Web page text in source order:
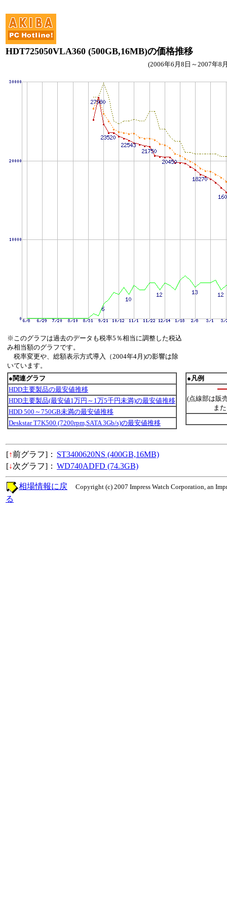
HDT725050VLA360 (500GB,16MB)の価格推移
(2006年6月8日～2007年8
※このグラフは過去のデータも税率5％相当に調整した税込
み相当額のグラフです。
税率変更や、総額表示方式導入（2004年4月)の影響は除
いています。
●関連グラフ
HDD主要製品の最安値推移
HDD主要製品(最安値1万円～1万5千円未満)の最安値推移
HDD 500～750GB未満の最安値推移
Deskstar T7K500 (7200rpm,SATA 3Gb/s)の最安値推移
●凡例
(点線部は販
ま
[↑前グラフ]： ST3400620NS (400GB,16MB)
[↓次グラフ]： WD740ADFD (74.3GB)
Copyright (c) 2007 Impress Watch Corporation, an
相場情報に戻
る